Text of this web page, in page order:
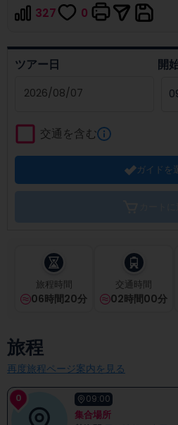
327 0
ツアー日 開
forward
to
interact
the
question
to
get
the
keyboard
shortcuts
for
交通を含む
ガイドを
旅程時間
06時間20分
交通時間
02時間00分
旅程
再度旅程ページ案内を見る
0 09:00
集合場所